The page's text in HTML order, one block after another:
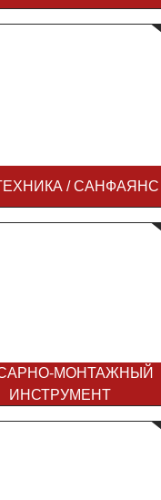
/ САНФАЯНС
МОНТАЖНЫЙ
ИНСТРУМЕНТ